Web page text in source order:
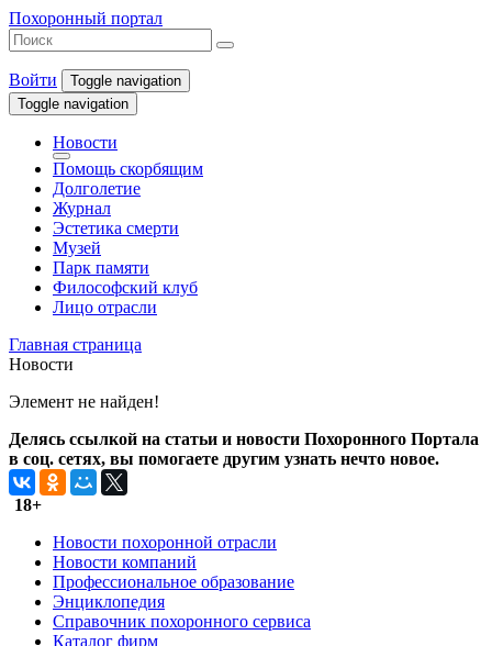
Похоронный портал
Войти
Toggle navigation
Toggle navigation
Новости
Помощь скорбящим
Долголетие
Журнал
Эстетика смерти
Музей
Парк памяти
Философский клуб
Лицо отрасли
Главная страница
Новости
Элемент не найден!
Делясь ссылкой на статьи и новости Похоронного Портала
в соц. сетях, вы помогаете другим узнать нечто новое.
18+
Новости похоронной отрасли
Новости компаний
Профессиональное образование
Энциклопедия
Справочник похоронного сервиса
Каталог фирм